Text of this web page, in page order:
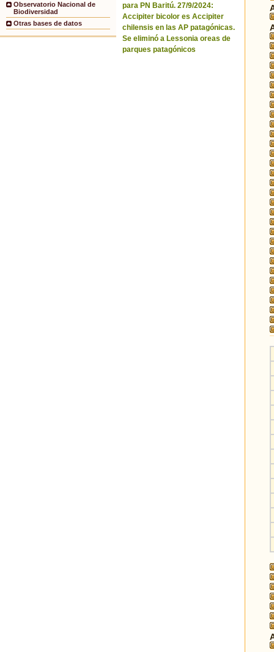
Observatorio Nacional de
Biodiversidad
Otras bases de datos
para PN Baritú. 27/9/2024:
Accipiter bicolor es Accipiter
chilensis en las AP patagónicas.
Se eliminó a Lessonia oreas de
parques patagónicos